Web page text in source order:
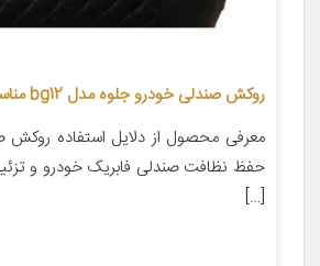
روکش صندلی خودرو جلوه مدل bg12 مناسب برای تیبا 2
معرفی محصول از دلایل استفاده روکش
حفظ نظافت صندلی فابریک خودرو و
[…]